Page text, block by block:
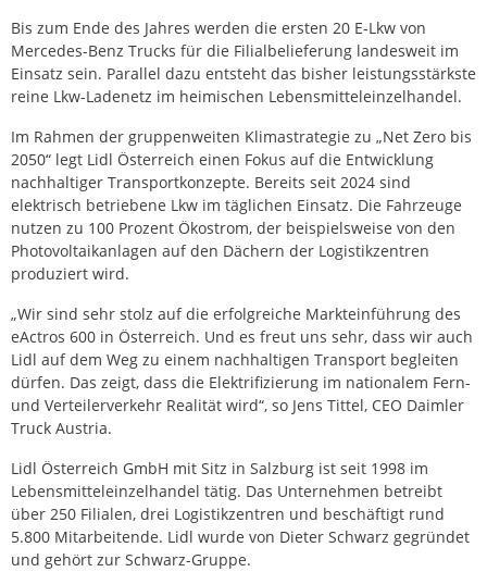
Bis zum Ende des Jahres werden die ersten 20 E-Lkw von
Mercedes-Benz Trucks für die Filialbelieferung landesweit im
Einsatz sein. Parallel dazu entsteht das bisher leistungsstärkste
reine Lkw-Ladenetz im heimischen Lebensmitteleinzelhandel.
Im Rahmen der gruppenweiten Klimastrategie zu „Net Zero bis
2050“ legt Lidl Österreich einen Fokus auf die Entwicklung
nachhaltiger Transportkonzepte. Bereits seit 2024 sind
elektrisch betriebene Lkw im täglichen Einsatz. Die Fahrzeuge
nutzen zu 100 Prozent Ökostrom, der beispielsweise von den
Photovoltaikanlagen auf den Dächern der Logistikzentren
produziert wird.
„Wir sind sehr stolz auf die erfolgreiche Markteinführung des
eActros 600 in Österreich. Und es freut uns sehr, dass wir auch
Lidl auf dem Weg zu einem nachhaltigen Transport begleiten
dürfen. Das zeigt, dass die Elektrifizierung im nationalem Fern-
und Verteilerverkehr Realität wird“, so Jens Tittel, CEO Daimler
Truck Austria.
Lidl Österreich GmbH mit Sitz in Salzburg ist seit 1998 im
Lebensmitteleinzelhandel tätig. Das Unternehmen betreibt
über 250 Filialen, drei Logistikzentren und beschäftigt rund
5.800 Mitarbeitende. Lidl wurde von Dieter Schwarz gegründet
und gehört zur Schwarz-Gruppe.